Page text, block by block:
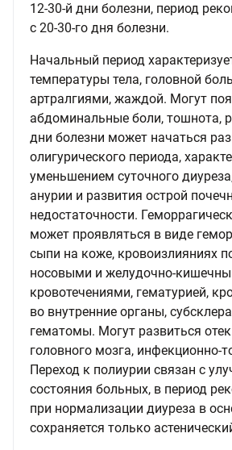
12-30-й дни болезни, период
с 20-30-го дня болезни.
Начальный период
температуры тела, головной
артралгиями, жаждой. Могут
абдоминальные боли, тошнота,
дни болезни может начаться
олигурического периода,
уменьшением суточного
анурии и развития острой
недостаточности.
может проявляться в виде
сыпи на коже, кровоизлияниях
носовыми и желудочно-
кровотечениями, гематурией,
во внутренние органы,
гематомы. Могут развиться отек
головного мозга, инфекционно-
Переход к полиурии связан с
состояния больных, в период
при нормализации диуреза в
сохраняется только